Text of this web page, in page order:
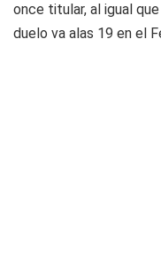
once titular, al igual
duelo va alas 19 en el